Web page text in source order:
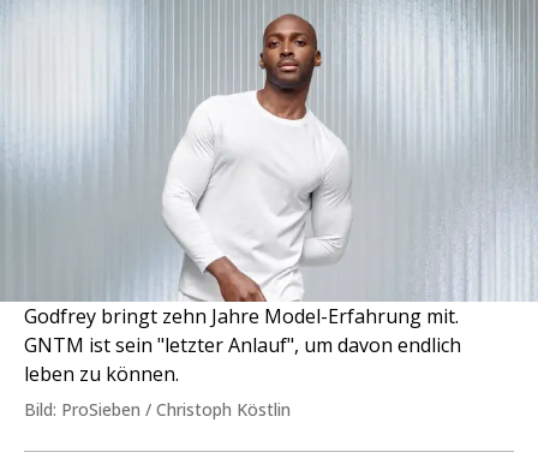
Godfrey bringt zehn Jahre Model-Erfahrung mit.
GNTM ist sein "letzter Anlauf", um davon endlich
leben zu können.
Bild: ProSieben / Christoph Köstlin